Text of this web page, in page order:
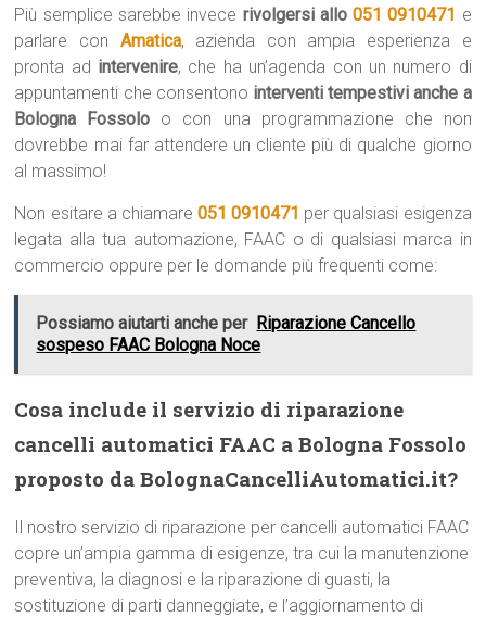
Più semplice sarebbe invece rivolgersi allo051 0910471 e
parlare con Amatica, azienda con ampia esperienza e
pronta ad intervenire, che ha un’agenda con un numero di
appuntamenti che consentono interventi tempestivi anche a
Bologna Fossolo o con una programmazione che non
dovrebbe mai far attendere un cliente più di qualche giorno
al massimo!
Non esitare a chiamare 051 0910471 per qualsiasi esigenza
legata alla tua automazione, FAAC o di qualsiasi marca in
commercio oppure per le domande più frequenti come:
Possiamo aiutarti anche per Riparazione Cancello
sospeso FAAC Bologna Noce
Cosa include il servizio di riparazione
cancelli automatici FAAC a Bologna Fossolo
proposto da BolognaCancelliAutomatici.it?
Il nostro servizio di riparazione per cancelli automatici FAAC
copre un’ampia gamma di esigenze, tra cui la manutenzione
preventiva, la diagnosi e la riparazione di guasti, la
sostituzione di parti danneggiate, e l’aggiornamento di